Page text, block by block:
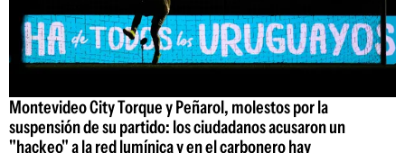
Montevideo City Torque y Peñarol, molestos por la
suspensión de su partido: los ciudadanos acusaron un
"hackeo" a la red lumínica y en el carbonero hay